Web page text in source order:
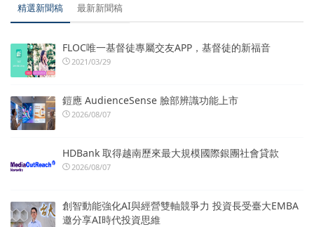
精選新聞稿 最新新聞稿
FLOC唯一基督徒專屬交友APP，基督徒的新福音
2021/03/29
鎧應 AudienceSense 臉部辨識功能上市
2026/08/07
HDBank 取得越南歷來最大規模國際銀團社會貸款
2026/08/07
創智動能強化AI與經營雙軸競爭力 投資長受臺大EMBA
邀分享AI時代投資思維